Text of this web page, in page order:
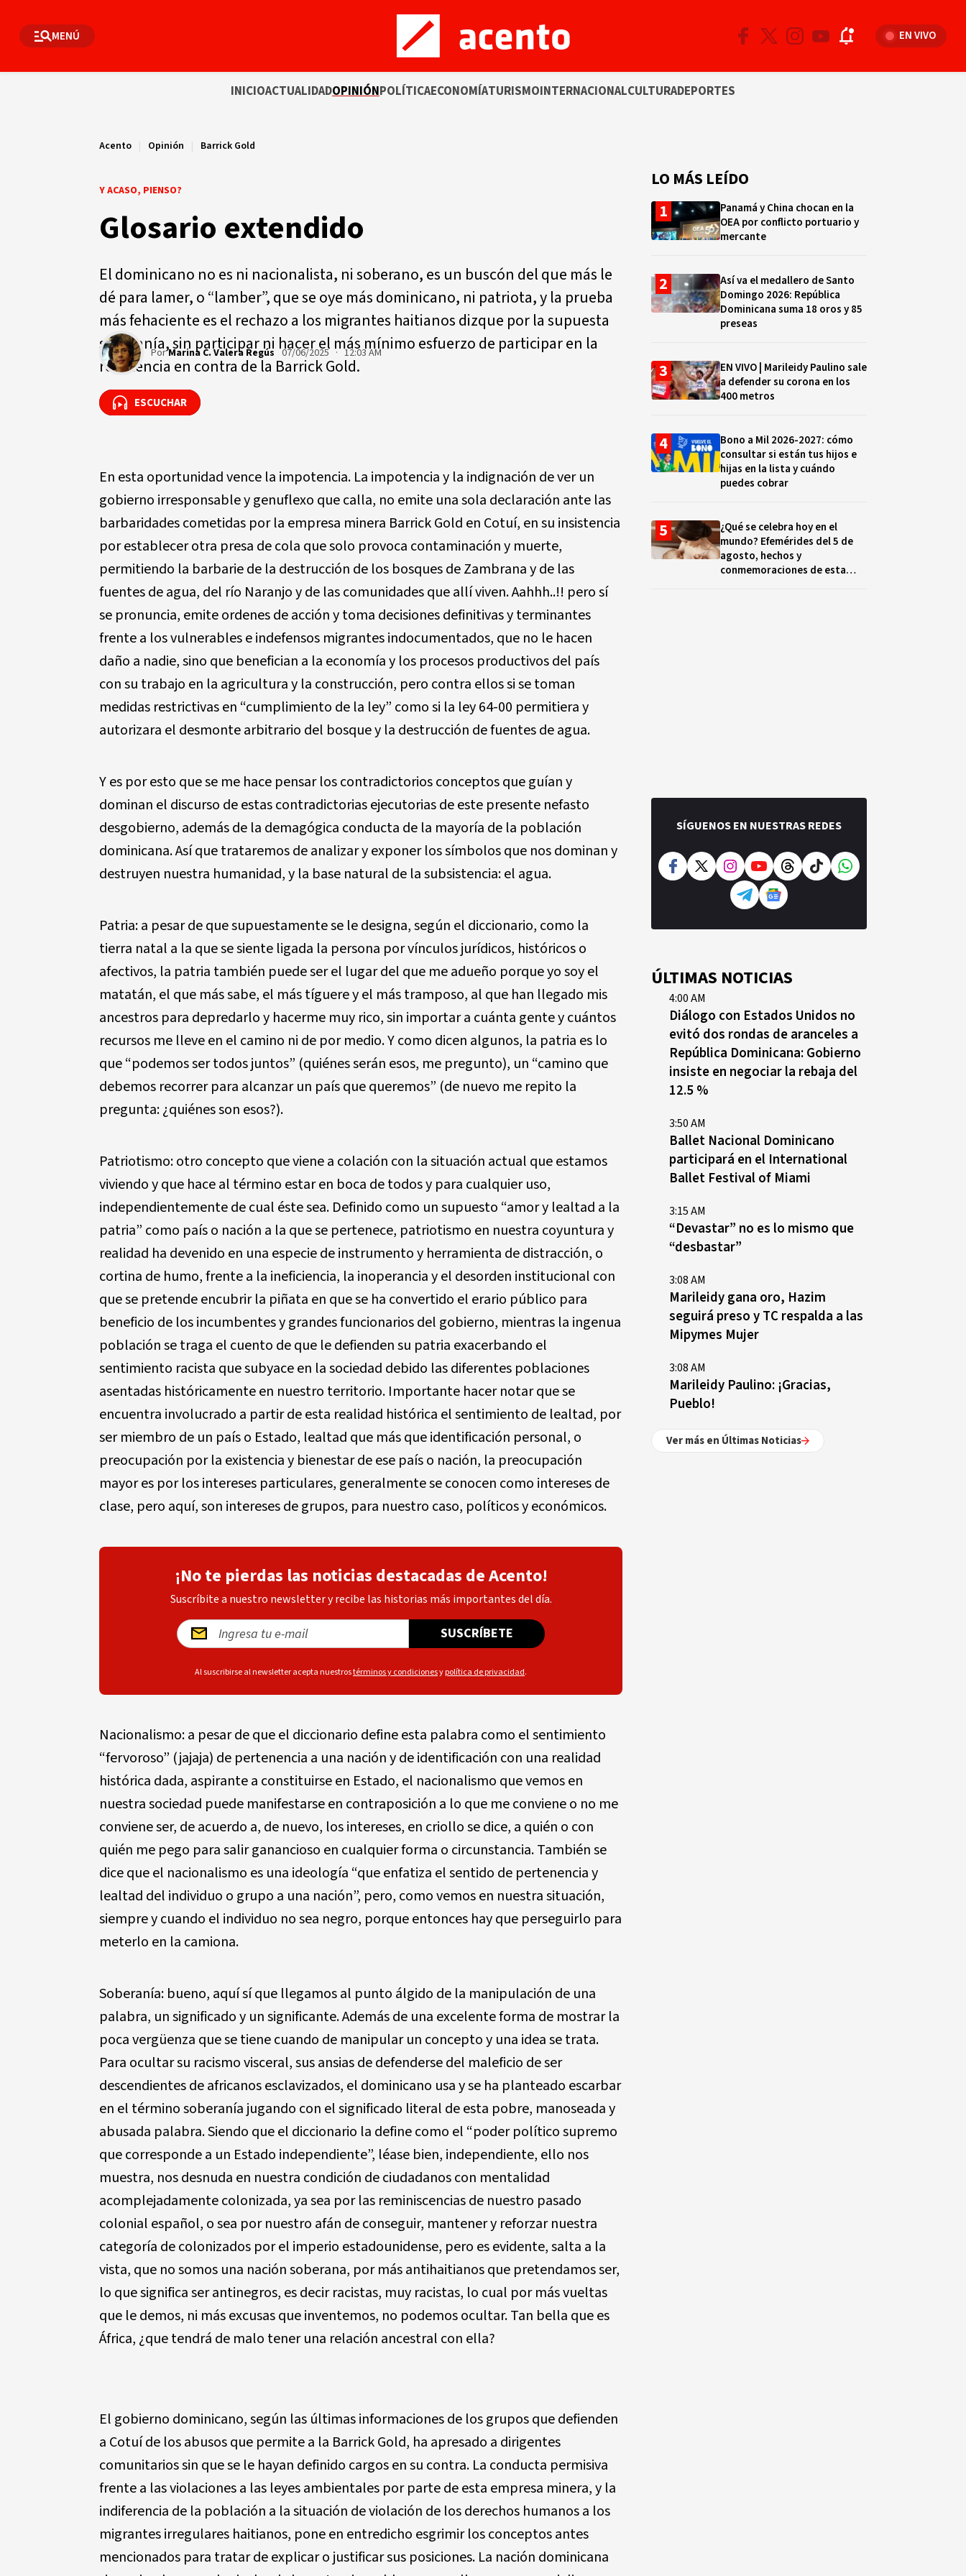
MENÚ EN VIVO
INICIOACTUALIDADOPINIÓNPOLÍTICAECONOMÍATURISMOINTERNACIONALCULTURADEPORTES
Acento | Opinión | Barrick Gold
Y ACASO, PIENSO?
Glosario extendido
El dominicano no es ni nacionalista, ni soberano, es un buscón del que más le
dé para lamer, o “lamber”, que se oye más dominicano, ni patriota, y la prueba
más fehaciente es el rechazo a los migrantes haitianos dizque por la supuesta
soberanía, sin participar ni hacer el más mínimo esfuerzo de participar en la
resistencia en contra de la Barrick Gold.
PorMarina C. Valera Regús 07/06/2025 · 12:03 AM
ESCUCHAR
ESCUCHAR
En esta oportunidad vence la impotencia. La impotencia y la indignación de ver un
gobierno irresponsable y genuflexo que calla, no emite una sola declaración ante las
barbaridades cometidas por la empresa minera Barrick Gold en Cotuí, en su insistencia
por establecer otra presa de cola que solo provoca contaminación y muerte,
permitiendo la barbarie de la destrucción de los bosques de Zambrana y de las
fuentes de agua, del río Naranjo y de las comunidades que allí viven. Aahhh..!! pero sí
se pronuncia, emite ordenes de acción y toma decisiones definitivas y terminantes
frente a los vulnerables e indefensos migrantes indocumentados, que no le hacen
daño a nadie, sino que benefician a la economía y los procesos productivos del país
con su trabajo en la agricultura y la construcción, pero contra ellos si se toman
medidas restrictivas en “cumplimiento de la ley” como si la ley 64-00 permitiera y
autorizara el desmonte arbitrario del bosque y la destrucción de fuentes de agua.
Y es por esto que se me hace pensar los contradictorios conceptos que guían y
dominan el discurso de estas contradictorias ejecutorias de este presente nefasto
desgobierno, además de la demagógica conducta de la mayoría de la población
dominicana. Así que trataremos de analizar y exponer los símbolos que nos dominan y
destruyen nuestra humanidad, y la base natural de la subsistencia: el agua.
Patria: a pesar de que supuestamente se le designa, según el diccionario, como la
tierra natal a la que se siente ligada la persona por vínculos jurídicos, históricos o
afectivos, la patria también puede ser el lugar del que me adueño porque yo soy el
matatán, el que más sabe, el más tíguere y el más tramposo, al que han llegado mis
ancestros para depredarlo y hacerme muy rico, sin importar a cuánta gente y cuántos
recursos me lleve en el camino ni de por medio. Y como dicen algunos, la patria es lo
que “podemos ser todos juntos” (quiénes serán esos, me pregunto), un “camino que
debemos recorrer para alcanzar un país que queremos” (de nuevo me repito la
pregunta: ¿quiénes son esos?).
Patriotismo: otro concepto que viene a colación con la situación actual que estamos
viviendo y que hace al término estar en boca de todos y para cualquier uso,
independientemente de cual éste sea. Definido como un supuesto “amor y lealtad a la
patria” como país o nación a la que se pertenece, patriotismo en nuestra coyuntura y
realidad ha devenido en una especie de instrumento y herramienta de distracción, o
cortina de humo, frente a la ineficiencia, la inoperancia y el desorden institucional con
que se pretende encubrir la piñata en que se ha convertido el erario público para
beneficio de los incumbentes y grandes funcionarios del gobierno, mientras la ingenua
población se traga el cuento de que le defienden su patria exacerbando el
sentimiento racista que subyace en la sociedad debido las diferentes poblaciones
asentadas históricamente en nuestro territorio. Importante hacer notar que se
encuentra involucrado a partir de esta realidad histórica el sentimiento de lealtad, por
ser miembro de un país o Estado, lealtad que más que identificación personal, o
preocupación por la existencia y bienestar de ese país o nación, la preocupación
mayor es por los intereses particulares, generalmente se conocen como intereses de
clase, pero aquí, son intereses de grupos, para nuestro caso, políticos y económicos.
¡No te pierdas las noticias destacadas de Acento!
Suscríbite a nuestro newsletter y recibe las historias más importantes del día.
SUSCRÍBETE
Al suscribirse al newsletter acepta nuestrostérminos y condicionesypolítica de privacidad.
Nacionalismo: a pesar de que el diccionario define esta palabra como el sentimiento
“fervoroso” (jajaja) de pertenencia a una nación y de identificación con una realidad
histórica dada, aspirante a constituirse en Estado, el nacionalismo que vemos en
nuestra sociedad puede manifestarse en contraposición a lo que me conviene o no me
conviene ser, de acuerdo a, de nuevo, los intereses, en criollo se dice, a quién o con
quién me pego para salir ganancioso en cualquier forma o circunstancia. También se
dice que el nacionalismo es una ideología “que enfatiza el sentido de pertenencia y
lealtad del individuo o grupo a una nación”, pero, como vemos en nuestra situación,
siempre y cuando el individuo no sea negro, porque entonces hay que perseguirlo para
meterlo en la camiona.
Soberanía: bueno, aquí sí que llegamos al punto álgido de la manipulación de una
palabra, un significado y un significante. Además de una excelente forma de mostrar la
poca vergüenza que se tiene cuando de manipular un concepto y una idea se trata.
Para ocultar su racismo visceral, sus ansias de defenderse del maleficio de ser
descendientes de africanos esclavizados, el dominicano usa y se ha planteado escarbar
en el término soberanía jugando con el significado literal de esta pobre, manoseada y
abusada palabra. Siendo que el diccionario la define como el “poder político supremo
que corresponde a un Estado independiente”, léase bien, independiente, ello nos
muestra, nos desnuda en nuestra condición de ciudadanos con mentalidad
acomplejadamente colonizada, ya sea por las reminiscencias de nuestro pasado
colonial español, o sea por nuestro afán de conseguir, mantener y reforzar nuestra
categoría de colonizados por el imperio estadounidense, pero es evidente, salta a la
vista, que no somos una nación soberana, por más antihaitianos que pretendamos ser,
lo que significa ser antinegros, es decir racistas, muy racistas, lo cual por más vueltas
que le demos, ni más excusas que inventemos, no podemos ocultar. Tan bella que es
África, ¿que tendrá de malo tener una relación ancestral con ella?
El gobierno dominicano, según las últimas informaciones de los grupos que defienden
a Cotuí de los abusos que permite a la Barrick Gold, ha apresado a dirigentes
comunitarios sin que se le hayan definido cargos en su contra. La conducta permisiva
frente a las violaciones a las leyes ambientales por parte de esta empresa minera, y la
indiferencia de la población a la situación de violación de los derechos humanos a los
migrantes irregulares haitianos, pone en entredicho esgrimir los conceptos antes
mencionados para tratar de explicar o justificar sus posiciones. La nación dominicana
LO MÁS LEÍDO
Panamá y China chocan en la
OEA por conflicto portuario y
mercante
Así va el medallero de Santo
Domingo 2026: República
Dominicana suma 18 oros y 85
preseas
EN VIVO | Marileidy Paulino sale
a defender su corona en los
400 metros
Bono a Mil 2026-2027: cómo
consultar si están tus hijos e
hijas en la lista y cuándo
puedes cobrar
¿Qué se celebra hoy en el
mundo? Efemérides del 5 de
agosto, hechos y
conmemoraciones de esta
SÍGUENOS EN NUESTRAS REDES
ÚLTIMAS NOTICIAS
4:00 AM
Diálogo con Estados Unidos no
evitó dos rondas de aranceles a
República Dominicana: Gobierno
insiste en negociar la rebaja del
12.5 %
3:50 AM
Ballet Nacional Dominicano
participará en el International
Ballet Festival of Miami
3:15 AM
“Devastar” no es lo mismo que
“desbastar”
3:08 AM
Marileidy gana oro, Hazim
seguirá preso y TC respalda a las
Mipymes Mujer
3:08 AM
Marileidy Paulino: ¡Gracias,
Pueblo!
Ver más en Últimas Noticias